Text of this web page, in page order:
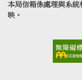
本局信箱係處理與系
映。